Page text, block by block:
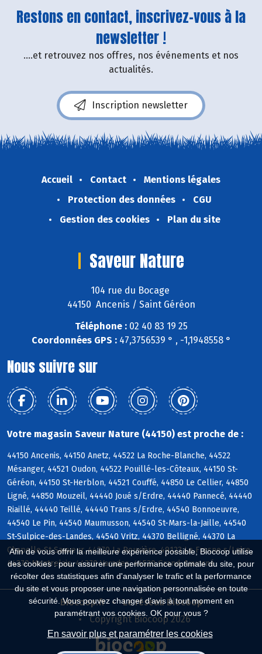
Afin de vous offrir la meilleure expérience possible, Biocoop utilise
des cookies : pour assurer une performance optimale du site, pour
récolter des statistiques afin d'analyser le trafic et la performance
du site et vous proposer une navigation personnalisée en toute
sécurité. Vous pouvez changer d'avis à tout moment en
paramétrant vos cookies. OK pour vous ?
En savoir plus et paramétrer les cookies
Restons en contact, inscrivez-vous à la
newsletter !
....et retrouvez nos offres, nos événements et nos
actualités.
Inscription newsletter
Accueil Contact
Mentions légales
Protection des données
CGU
Gestion des cookies
Plan du site
Saveur Nature
104 rue du Bocage
44150 Ancenis / Saint Géréon
Téléphone :02 40 83 19 25
Coordonnées GPS :47,3756539 ° , -1,1948558 °
Nous suivre sur
Votre magasin Saveur Nature (44150) est proche de :
44150 Ancenis, 44150 Anetz, 44522 La Roche-Blanche, 44522
Mésanger, 44521 Oudon, 44522 Pouillé-les-Côteaux, 44150 St-
Géréon, 44150 St-Herblon, 44521 Couffé, 44850 Le Cellier, 44850
Ligné, 44850 Mouzeil, 44440 Joué s/Erdre, 44440 Pannecé, 44440
Riaillé, 44440 Teillé, 44440 Trans s/Erdre, 44540 Bonnoeuvre,
44540 Le Pin, 44540 Maumusson, 44540 St-Mars-la-Jaille, 44540
St-Sulpice-des-Landes, 44540 Vritz, 44370 Belligné, 44370 La
Chapelle-St-Sauveur, 44370 La Rouxière, 49123 Le Fresne s/Loire,
44370 Montrelais, 44370 Varades, 44520 Grand-Auverné
Biocoop.fr
Le réseau Biocoop
Copyright Biocoop 2026